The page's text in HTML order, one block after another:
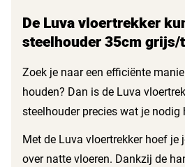
De Luva vloertrekker
steelhouder 35cm
Zoek je naar een efficiënte
houden? Dan is de Luva
steelhouder precies wat je nodig
Met de Luva vloertrekker hoef je
over natte vloeren. Dankzij de